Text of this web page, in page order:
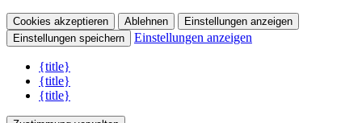
Cookies akzeptieren Ablehnen
Einstellungen anzeigen
Einstellungen speichern
Einstellungen anzeigen
{title}
{title}
{title}